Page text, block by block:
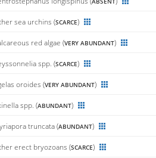
sea urchins (SCARCE)
red algae (VERY ABUNDANT)
spp. (SCARCE)
oroides (VERY ABUNDANT)
spp. (ABUNDANT)
truncata (ABUNDANT)
erect bryozoans (SCARCE)